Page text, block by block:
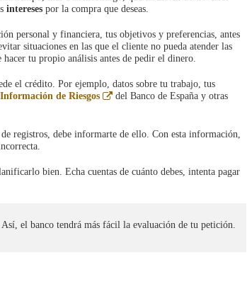
intereses por la compra que deseas.
personal y financiera, tus objetivos y preferencias, antes
situaciones en las que el cliente no pueda atender las
hacer tu propio análisis antes de pedir el dinero.
el crédito. Por ejemplo, datos sobre tu trabajo, tus
de Riesgos
Abre
del Banco de España y otras
registros, debe informarte de ello. Con esta información,
bien. Echa cuentas de cuánto debes, intenta pagar
el banco tendrá más fácil la evaluación de tu petición.